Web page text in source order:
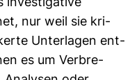
inves­ti­ga­tive
nur weil sie kri­
Unter­lagen ent­
es um Ver­bre­